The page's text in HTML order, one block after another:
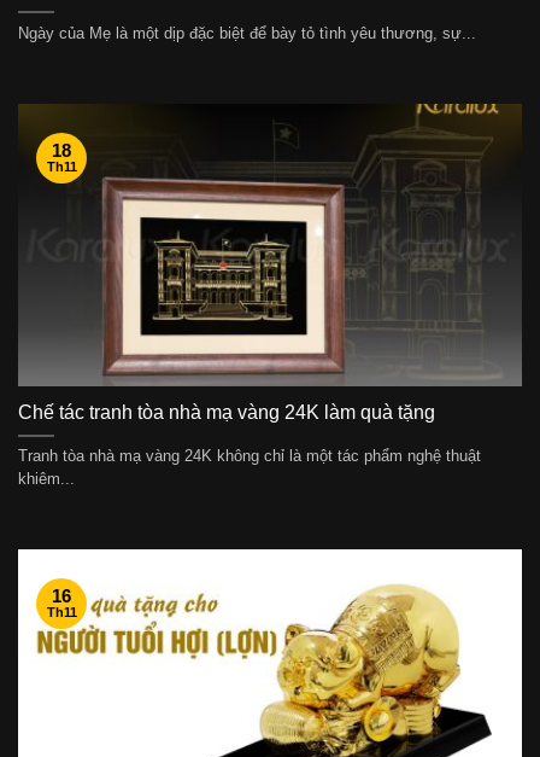
Ngày của Mẹ là một dịp đặc biệt để bày tỏ tình yêu thương, sự...
Chế tác tranh tòa nhà mạ vàng 24K làm quà tặng
Tranh tòa nhà mạ vàng 24K không chỉ là một tác phẩm nghệ thuật
khiêm...
18
Th11
16
Th11